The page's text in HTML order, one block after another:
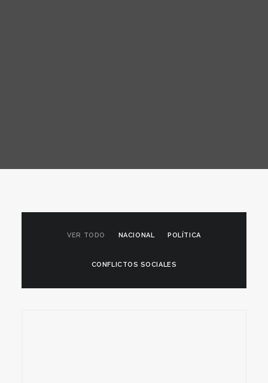
VER TODO NACIONAL POLÍTICA
CONFLICTOS SOCIALES